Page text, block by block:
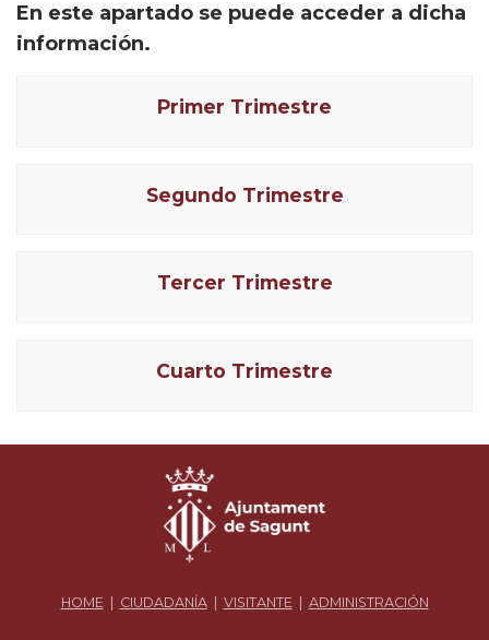
En este apartado se puede acceder a dicha
información.
Primer Trimestre
Segundo Trimestre
Tercer Trimestre
Cuarto Trimestre
HOME| CIUDADANÍA| VISITANTE| ADMINISTRACIÓN